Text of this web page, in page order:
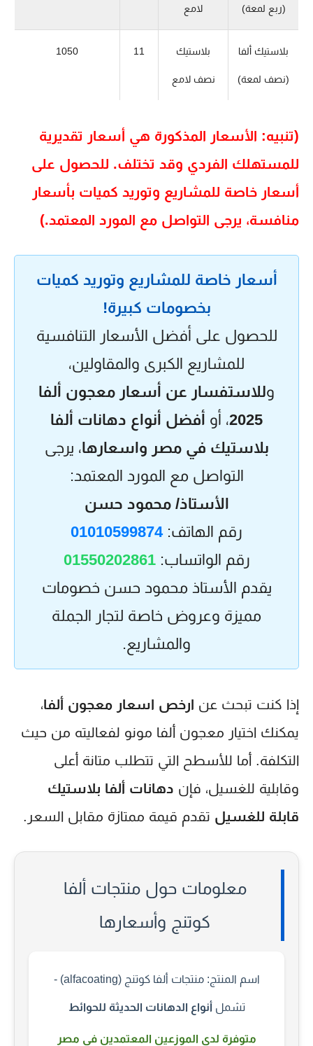
(ربع لمعة) لامع
بلاستيك ألفا
(نصف لمعة)
بلاستيك
نصف لامع
11
1050
(تنبيه: الأسعار المذكورة هي أسعار تقديرية
للمستهلك الفردي وقد تختلف. للحصول على
أسعار خاصة للمشاريع وتوريد كميات بأسعار
منافسة، يرجى التواصل مع المورد المعتمد.)
أسعار خاصة للمشاريع وتوريد كميات
بخصومات كبيرة!
للحصول على أفضل الأسعار التنافسية
للمشاريع الكبرى والمقاولين،
وللاستفسار عن أسعار معجون ألفا
2025، أو أفضل أنواع دهانات ألفا
بلاستيك في مصر واسعارها، يرجى
التواصل مع المورد المعتمد:
الأستاذ/ محمود حسن
رقم الهاتف:01010599874
رقم الواتساب:01550202861
يقدم الأستاذ محمود حسن خصومات
مميزة وعروض خاصة لتجار الجملة
والمشاريع.
إذا كنت تبحث عن ارخص اسعار معجون ألفا،
يمكنك اختيار معجون ألفا مونو لفعاليته من حيث
التكلفة. أما للأسطح التي تتطلب متانة أعلى
وقابلية للغسيل، فإن دهانات ألفا بلاستيك
قابلة للغسيل تقدم قيمة ممتازة مقابل السعر.
معلومات حول منتجات ألفا
كوتنج وأسعارها
اسم المنتج: منتجات ألفا كوتنج (alfacoating) -
تشمل أنواع الدهانات الحديثة للحوائط
متوفرة لدى الموزعين المعتمدين في مصر